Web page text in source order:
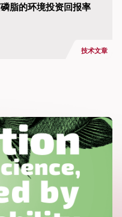
脂的环境投资回报率
技术文章